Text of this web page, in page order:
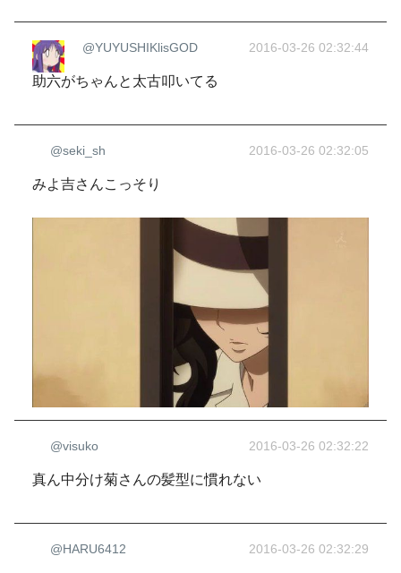
@YUYUSHIKlisGOD 2016-03-26 02:32:44
助六がちゃんと太古叩いてる
@seki_sh 2016-03-26 02:32:05
みよ吉さんこっそり
@visuko 2016-03-26 02:32:22
真ん中分け菊さんの髪型に慣れない
@HARU6412 2016-03-26 02:32:29